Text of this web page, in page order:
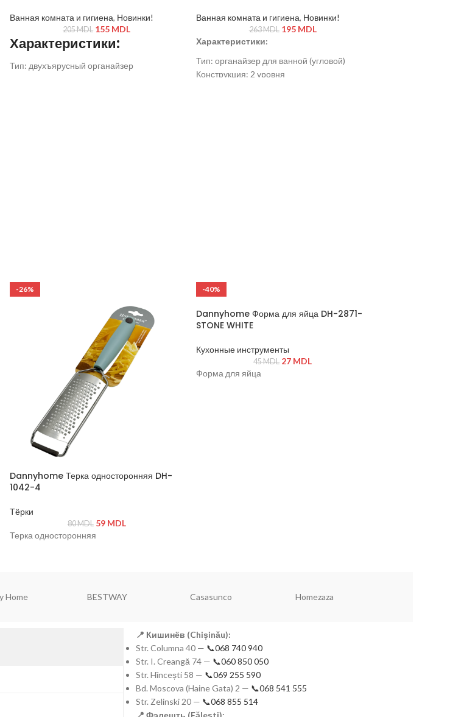
Ванная комната и гигиена, Новинки!
205MDL 155 MDL
Характеристики:
Тип: двухъярусный органайзер
Ванная комната и гигиена, Новинки!
263MDL 195 MDL
Характеристики:
Тип: органайзер для ванной (угловой)
Конструкция: 2 уровня
-26%
Dannyhome Терка односторонняя DH-
1042-4
Тёрки
80MDL 59 MDL
Терка односторонняя
-40%
Dannyhome Форма для яйца DH-2871-
STONE WHITE
Кухонные инструменты
45MDL 27 MDL
Форма для яйца
Home BESTWAY Casasunco Homezaza
📍 Кишинёв (Chișinău):
Str. Columna 40 — 📞068 740 940
Str. I. Creangă 74 — 📞060 850 050
Str. Hîncești 58 — 📞069 255 590
Bd. Moscova (Haine Gata) 2 — 📞068 541 555
Str. Zelinski 20 — 📞068 855 514
📍 Фэлешть (Fălești):